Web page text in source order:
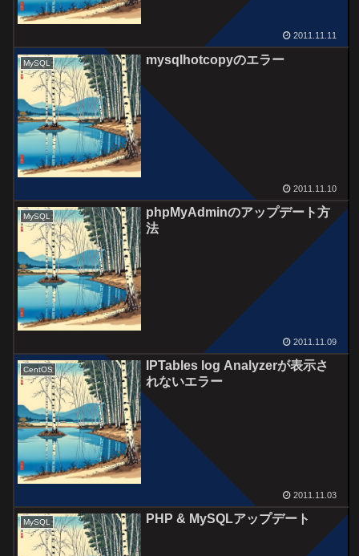
2011.11.11
MySQL mysqlhotcopyのエラー
2011.11.10
MySQL
phpMyAdminのアップデート方
法
2011.11.09
CentOS
IPTables log Analyzerが表示さ
れないエラー
2011.11.03
MySQL PHP & MySQLアップデート